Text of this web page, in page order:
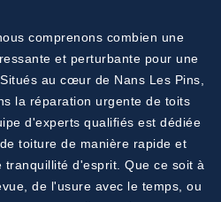
comprenons combien une
et perturbante pour une
au cœur de Nans Les Pins,
la réparation urgente de toits
d'experts qualifiés est dédiée
toiture de manière rapide et
d'esprit. Que ce soit à
de l'usure avec le temps, ou